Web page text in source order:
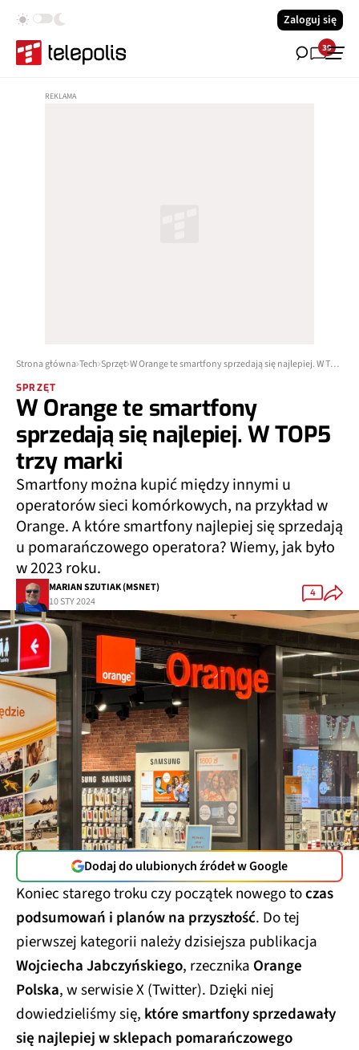
Zaloguj się
39
Strona główna Tech Sprzęt W Orange te smartfony sprzedają się najlepiej. W TOP5 trzy marki
SPRZĘT
W Orange te smartfony
sprzedają się najlepiej. W TOP5
trzy marki
Smartfony można kupić między innymi u
operatorów sieci komórkowych, na przykład w
Orange. A które smartfony najlepiej się sprzedają
u pomarańczowego operatora? Wiemy, jak było
w 2023 roku.
MARIAN SZUTIAK (MSNET)
10 STY 2024
4
Dodaj do ulubionych źródeł w Google
Koniec starego troku czy początek nowego toczas
podsumowań i planów na przyszłość. Do tej
pierwszej kategorii należy dzisiejsza publikacja
Wojciecha Jabczyńskiego, rzecznika Orange
Polska, w serwisie X (Twitter). Dzięki niej
dowiedzieliśmy się, które smartfony sprzedawały
się najlepiej w sklepach pomarańczowego